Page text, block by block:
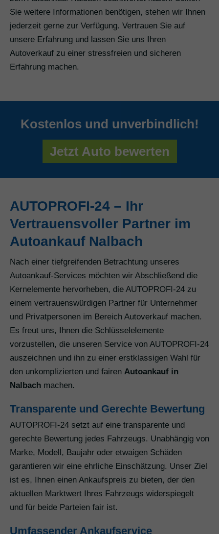
Sie weitere Informationen benötigen, stehen wir Ihnen
jederzeit gerne zur Verfügung. Vertrauen Sie auf
unsere Erfahrung und lassen Sie uns Ihren
Autoverkauf zu einer stressfreien und sicheren
Erfahrung machen.
Kostenlos und unverbindlich!
Jetzt Auto bewerten
AUTOPROFI-24 – Ihr
Vertrauensvoller Partner im
Autoankauf Nalbach
Nach einer tiefgreifenden Betrachtung unseres
Autoankauf-Services möchten wir Abschließend die
Kernelemente hervorheben, die AUTOPROFI-24 zu
einem vertrauenswürdigen Partner für Unternehmer
und Privatpersonen im Bereich Autoverkauf machen.
Es freut uns, Ihnen die Schlüsselelemente
vorzustellen, die unseren Service von AUTOPROFI-24
auszeichnen und ihn zu einer erstklassigen Wahl für
den unkomplizierten und fairen Autoankauf in
Nalbach machen.
Transparente und Gerechte Bewertung
AUTOPROFI-24 setzt auf eine transparente und
gerechte Bewertung jedes Fahrzeugs. Unabhängig von
Marke, Modell, Baujahr oder etwaigen Schäden
garantieren wir eine ehrliche Einschätzung. Unser Ziel
ist es, Ihnen einen Ankaufspreis zu bieten, der den
aktuellen Marktwert Ihres Fahrzeugs widerspiegelt
und für beide Parteien fair ist.
Umfassender Ankaufservice